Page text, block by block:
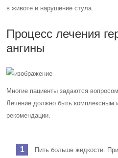
в животе и нарушение стула.
Процесс лечения
ангины
Многие пациенты задаются
Лечение должно быть комплексным
рекомендации.
Пить больше жидкости.